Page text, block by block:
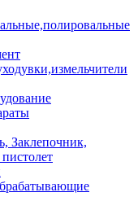
Заклепочник,